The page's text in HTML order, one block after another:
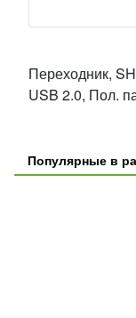
Переходник,
USB 2.0, Пол.
Популярные в